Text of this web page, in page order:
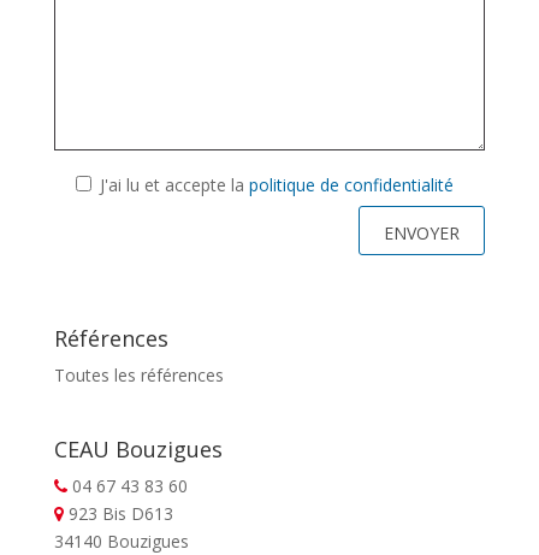
J'ai lu et accepte la politique de confidentialité
Références
Toutes les références
CEAU Bouzigues
04 67 43 83 60
923 Bis D613
34140 Bouzigues